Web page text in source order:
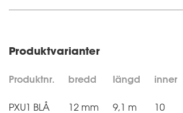
Produktvarianter
Produktnr. bredd längd inner
PXU1 BLÅ 12 mm 9,1 m 10